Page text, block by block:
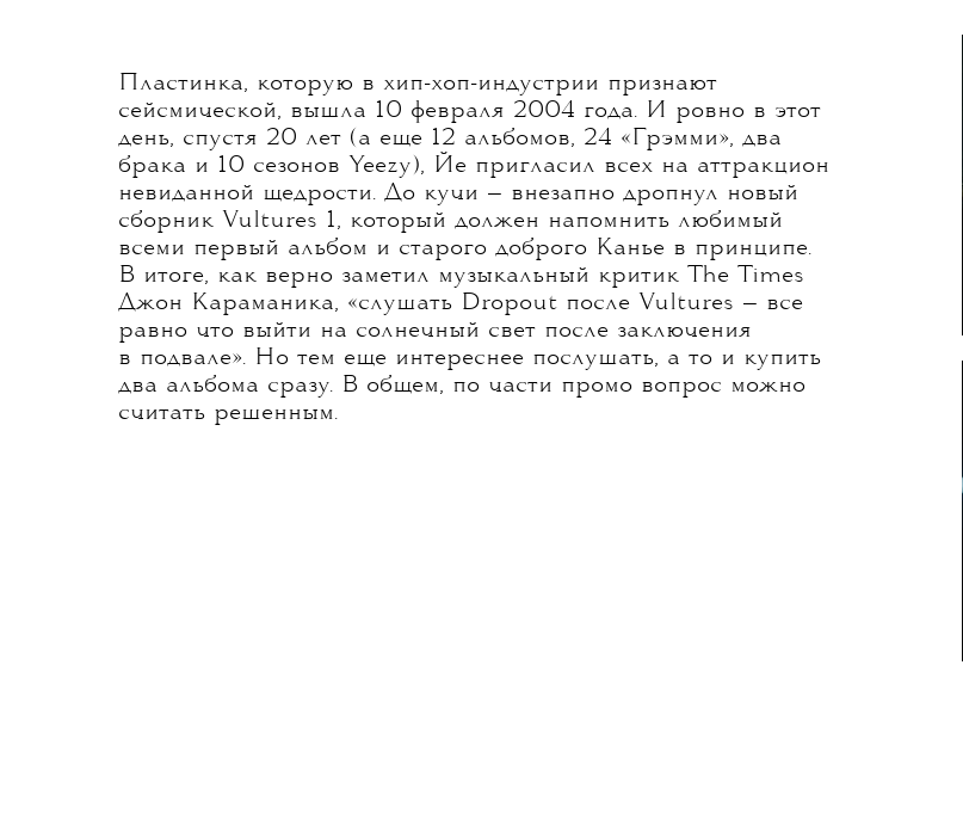
Пластинка, которую в хип-хоп-индустрии признают
сейсмической, вышла 10 февраля 2004 года. И ровно в этот
день, спустя 20 лет (а еще 12 альбомов, 24 «Грэмми», два
брака и 10 сезонов Yeezy), Йе пригласил всех на аттракцион
невиданной щедрости. До кучи — внезапно дропнул новый
сборник Vultures 1, который должен напомнить любимый
всеми первый альбом и старого доброго Канье в принципе.
В итоге, как верно заметил музыкальный критик The Times
Джон Караманика, «слушать Dropout после Vultures — все
равно что выйти на солнечный свет после заключения
в подвале». Но тем еще интереснее послушать, а то и купить
два альбома сразу. В общем, по части промо вопрос можно
считать решенным.